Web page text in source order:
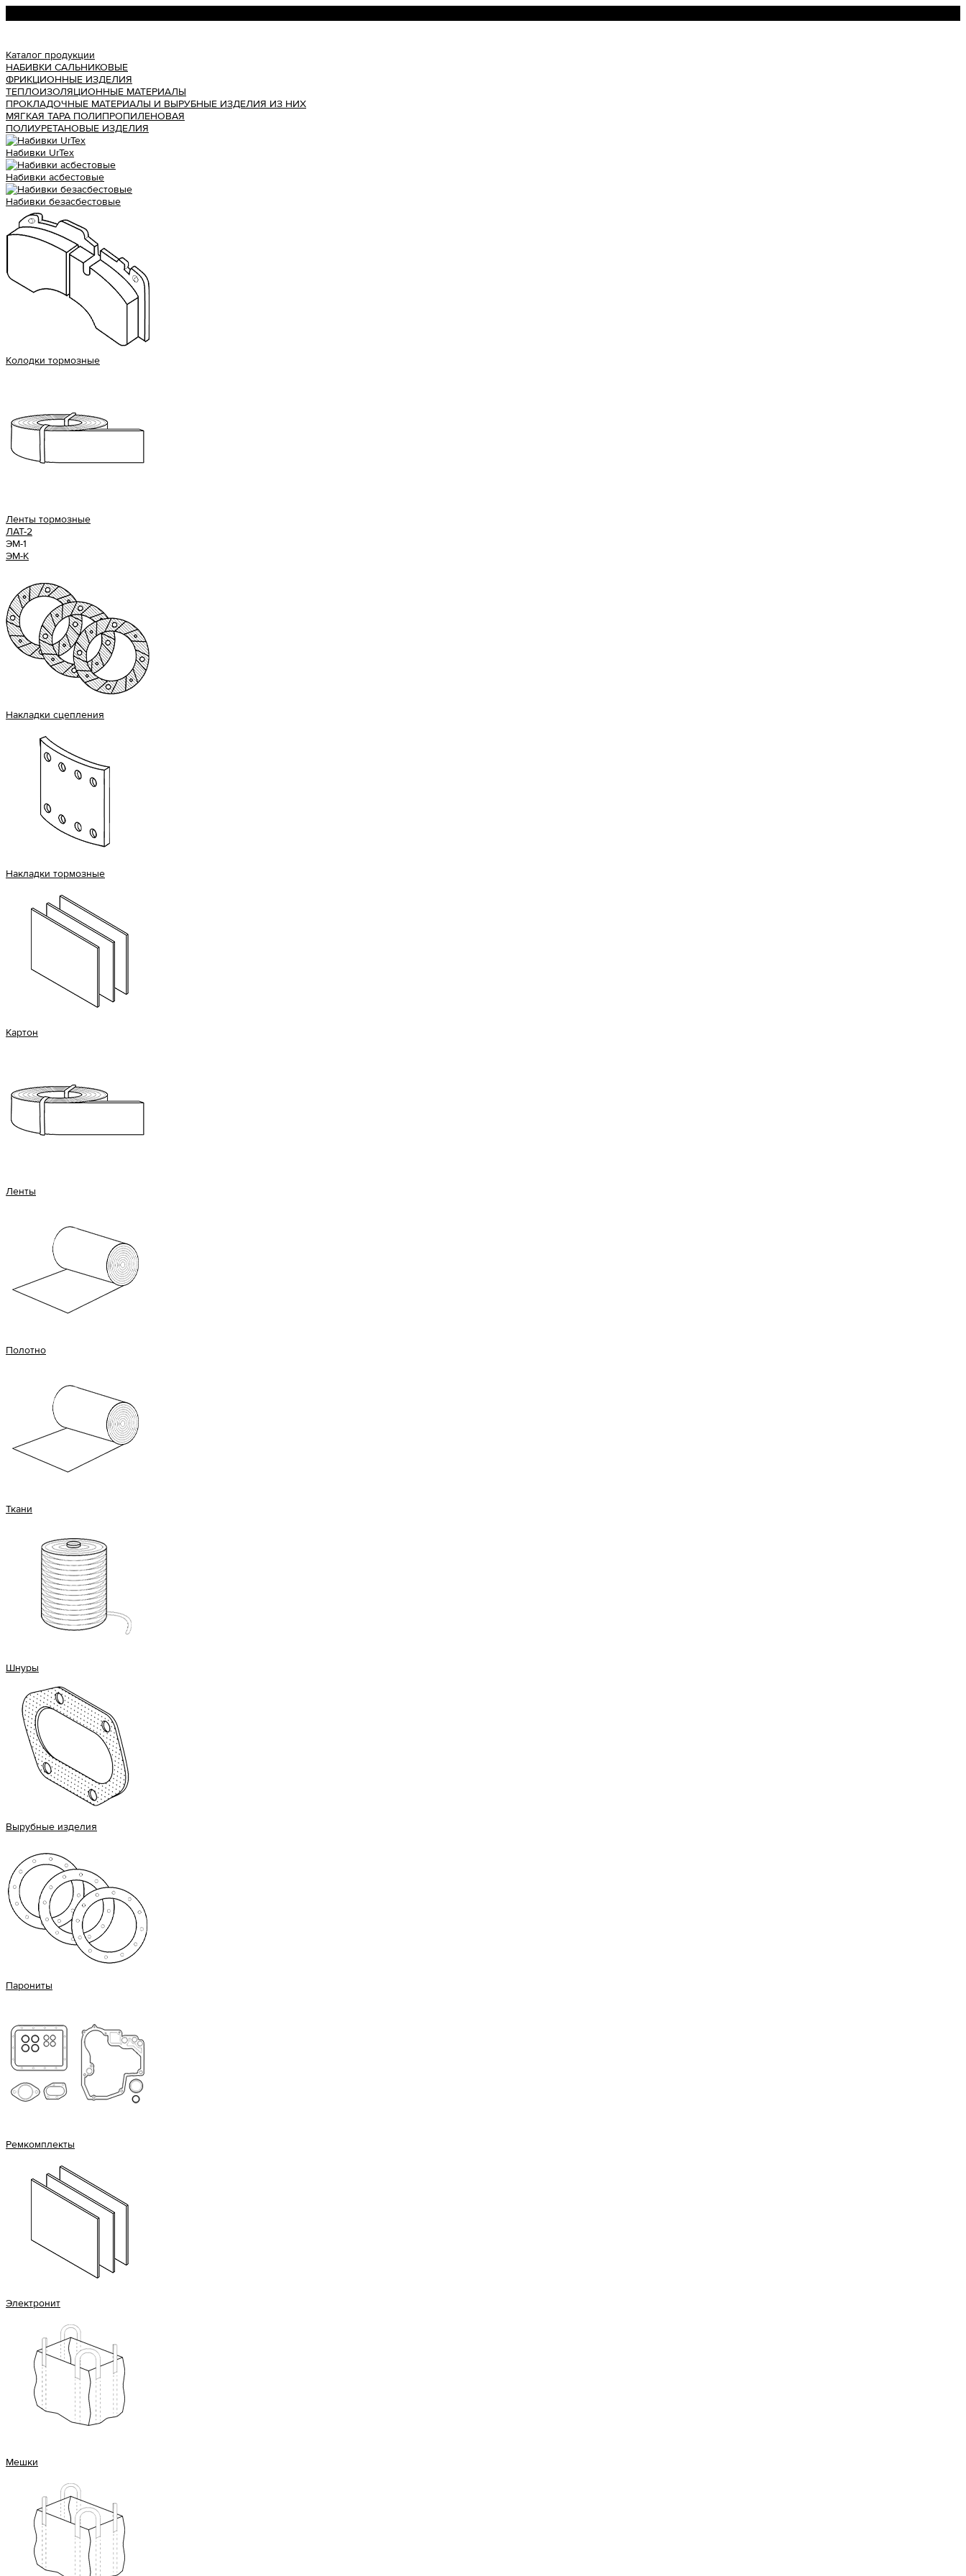
Каталог продукции
НАБИВКИ САЛЬНИКОВЫЕ
ФРИКЦИОННЫЕ ИЗДЕЛИЯ
ТЕПЛОИЗОЛЯЦИОННЫЕ МАТЕРИАЛЫ
ПРОКЛАДОЧНЫЕ МАТЕРИАЛЫ И ВЫРУБНЫЕ ИЗДЕЛИЯ ИЗ НИХ
МЯГКАЯ ТАРА ПОЛИПРОПИЛЕНОВАЯ
ПОЛИУРЕТАНОВЫЕ ИЗДЕЛИЯ
Набивки UrTex
Набивки асбестовые
Набивки безасбестовые
Колодки тормозные
Ленты тормозные
ЛАТ-2
ЭМ-1
ЭМ-К
Накладки сцепления
Накладки тормозные
Картон
Ленты
Полотно
Ткани
Шнуры
Вырубные изделия
Парониты
Ремкомплекты
Электронит
Мешки